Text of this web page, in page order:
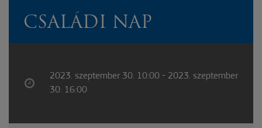
CSALÁDI NAP
2023. szeptember 30. 10:00 - 2023. szeptember
30. 16:00